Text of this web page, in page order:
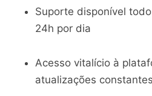
Suporte disponível
24h por dia
Acesso vitalício à
atualizações constantes